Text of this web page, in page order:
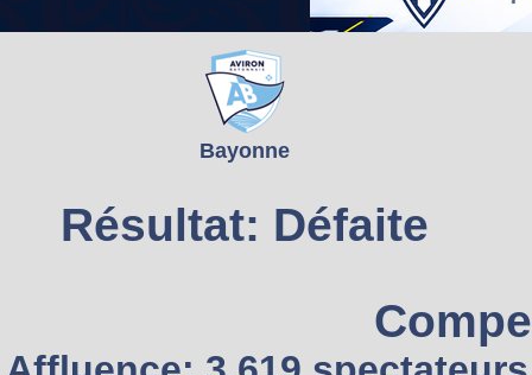
Bayonne
Résultat: Défaite